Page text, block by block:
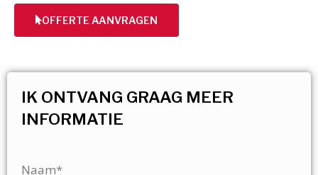
OFFERTE AANVRAGEN
IK ONTVANG GRAAG MEER
INFORMATIE
Naam*